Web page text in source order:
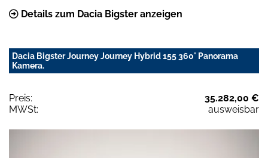
Details zum Dacia Bigster anzeigen
Dacia Bigster Journey Journey Hybrid 155 360° Panorama
Kamera.
Preis:
35.282,00 €
MWSt:
ausweisbar